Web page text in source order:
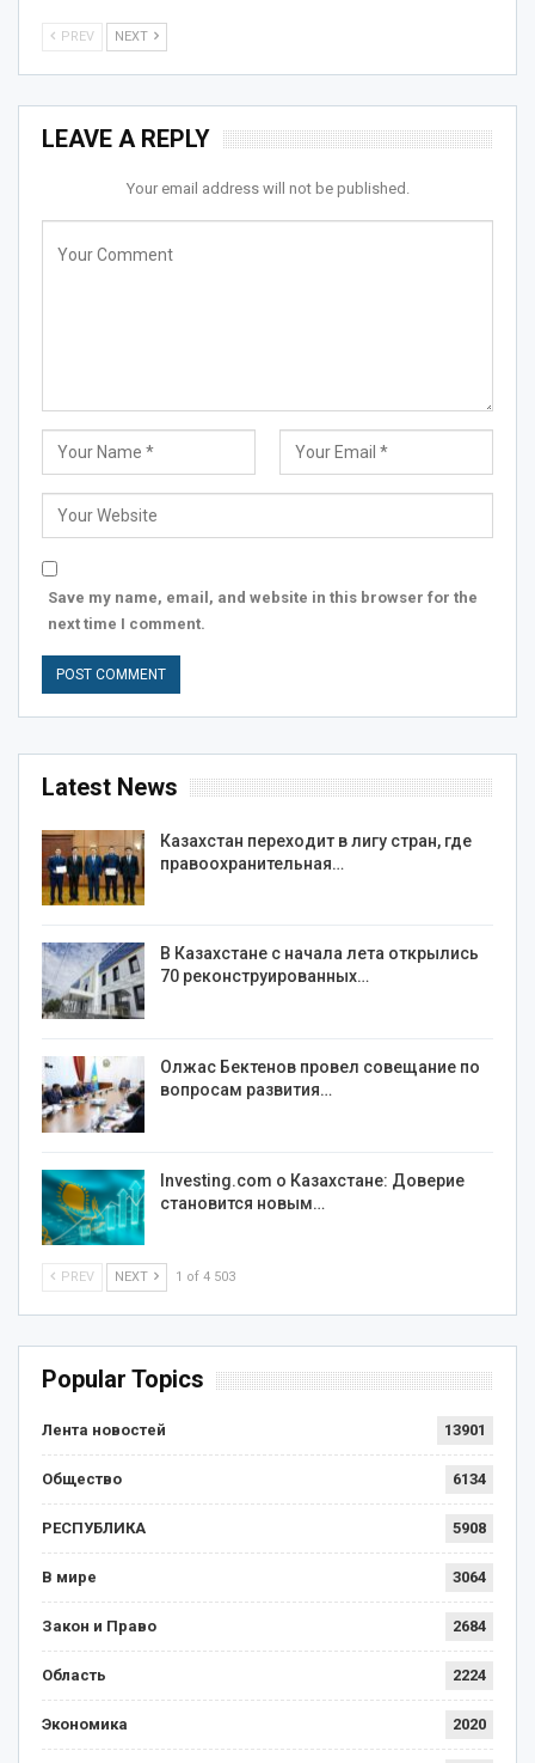
PREV NEXT
LEAVE A REPLY
Your email address will not be published.
Save my name, email, and website in this browser for the
next time I comment.
Latest News
Казахстан переходит в лигу стран, где
правоохранительная…
В Казахстане с начала лета открылись
70 реконструированных…
Олжас Бектенов провел совещание по
вопросам развития…
Investing.com о Казахстане: Доверие
становится новым…
PREV NEXT 1 of 4 503
Popular Topics
Лента новостей 13901
Общество 6134
РЕСПУБЛИКА 5908
В мире 3064
Закон и Право 2684
Область 2224
Экономика 2020